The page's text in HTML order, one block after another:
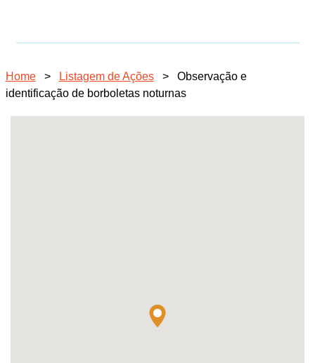
Home > Listagem de Ações >
Observação e
identificação de borboletas noturnas